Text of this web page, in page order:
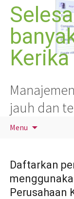
Langsung
Kerika
jauh dan
Menu
Daftarkan
Perusahaan